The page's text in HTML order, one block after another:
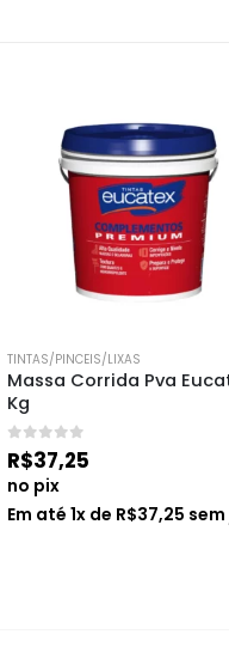
TINTAS/PINCEIS/LIXAS
Massa Corrida Pva
Kg
0 de 5
R$37,25
no pix
Em até 1x de R$37,25